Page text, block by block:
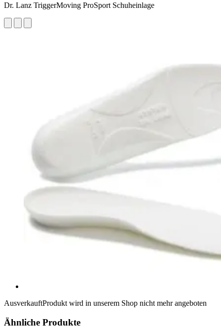
Dr. Lanz TriggerMoving ProSport Schuheinlage
AusverkauftProdukt wird in unserem Shop nicht mehr angeboten
Ähnliche Produkte